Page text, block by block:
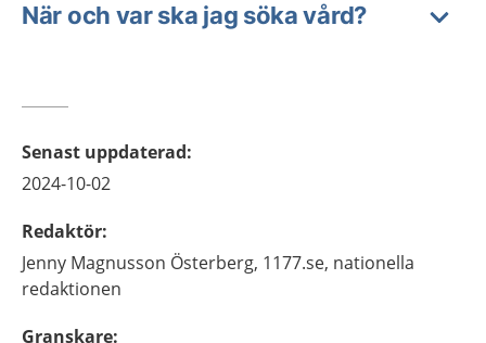
När och var ska jag söka vård?
Senast uppdaterad:
2024-10-02
Redaktör:
Jenny Magnusson Österberg, 1177.se, nationella
redaktionen
Granskare: